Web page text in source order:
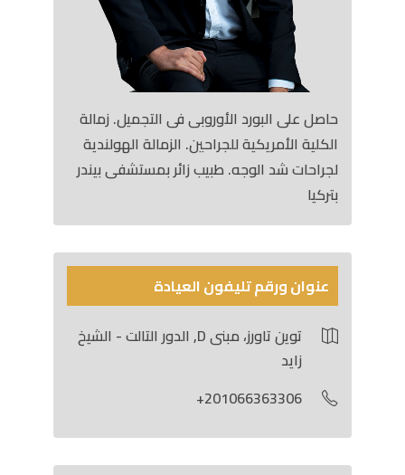
حاصل على البورد الأوروبى فى التجميل. زمالة
الكلية الأمريكية للجراحين. الزمالة الهولندية
لجراحات شد الوجه. طبيب زائر بمستشفى بيندر
بتركيا
عنوان ورقم تليفون العيادة
توين تاورز، مبنى D, الدور التالت - الشيخ
زايد
201066363306+